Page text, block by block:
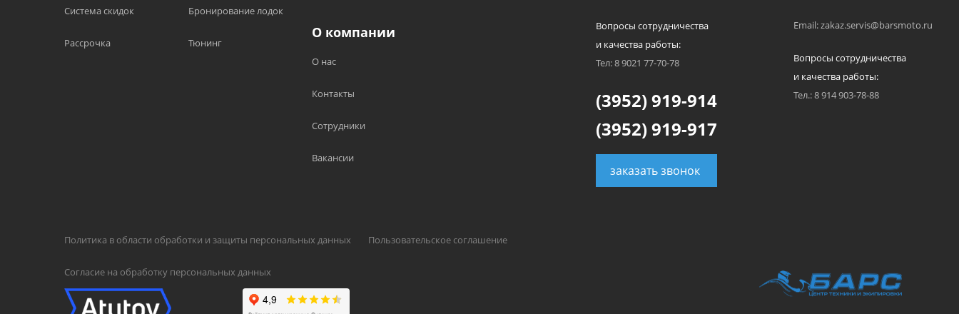
Система скидок
Рассрочка
Бронирование лодок
Тюнинг
О компании
О нас
Контакты
Сотрудники
Вакансии
Политика в области обработки и защиты персональных данных Пользовательское соглашение
Согласие на обработку персональных данных
Вопросы сотрудничества
и качества работы:
Тел: 8 9021 77-70-78
(3952) 919-914
(3952) 919-917
заказать звонок
Email: zakaz.servis@barsmoto.ru
Вопросы сотрудничества
и качества работы:
Тел.: 8 914 903-78-88